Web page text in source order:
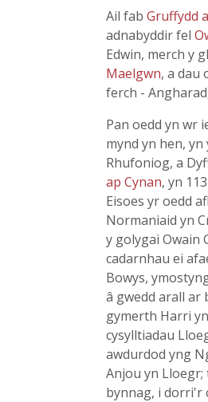
Ail fab Gruffydd
adnabyddir fel
Edwin, merch y
Maelgwn, a dau
ferch -
Pan oedd yn wr
mynd yn hen,
Rhufoniog, a
ap Cynan, yn
Eisoes yr oedd
Normaniaid yn
y golygai Owain
cadarnhau ei
Bowys,
â gwedd arall ar
gymerth Harri
cysylltiadau
awdurdod yng
Anjou yn
bynnag, i dorri'r